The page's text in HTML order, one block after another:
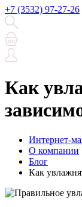
+7 (3532) 97-27-26
Как
Интернет-
О компании
Блог
Как